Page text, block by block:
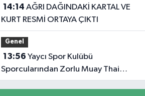
14:14
KURT RESMİ ORTAYA ÇIKTI
Genel
13:56
Sporcularından Zorlu Muay Thai
Eğitimi